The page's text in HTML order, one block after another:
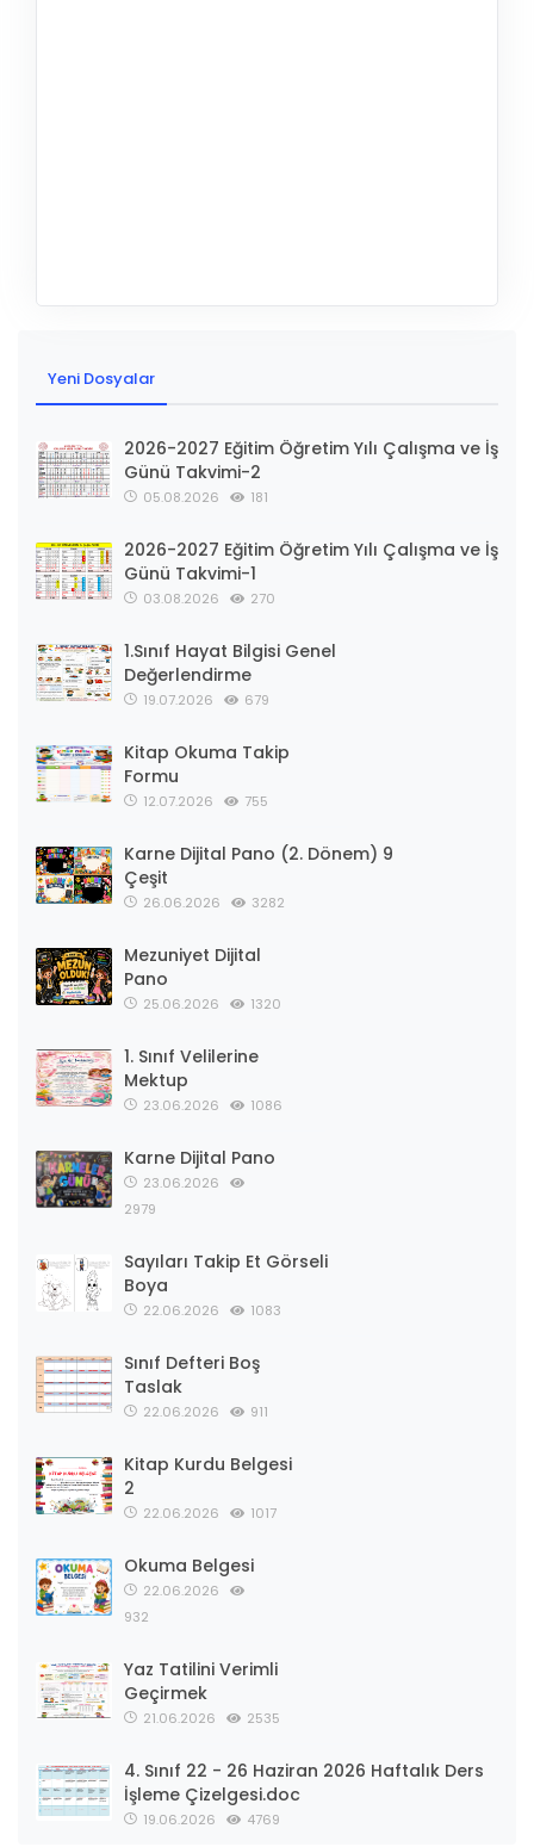
Yeni Dosyalar
2026-2027 Eğitim Öğretim Yılı Çalışma ve İş
Günü Takvimi-2
05.08.2026 181
2026-2027 Eğitim Öğretim Yılı Çalışma ve İş
Günü Takvimi-1
03.08.2026 270
1.Sınıf Hayat Bilgisi Genel
Değerlendirme
19.07.2026 679
Kitap Okuma Takip
Formu
12.07.2026 755
Karne Dijital Pano (2. Dönem) 9
Çeşit
26.06.2026 3282
Mezuniyet Dijital
Pano
25.06.2026 1320
1. Sınıf Velilerine
Mektup
23.06.2026 1086
Karne Dijital Pano
23.06.2026
2979
Sayıları Takip Et Görseli
Boya
22.06.2026 1083
Sınıf Defteri Boş
Taslak
22.06.2026 911
Kitap Kurdu Belgesi
2
22.06.2026 1017
Okuma Belgesi
22.06.2026
932
Yaz Tatilini Verimli
Geçirmek
21.06.2026 2535
4. Sınıf 22 - 26 Haziran 2026 Haftalık Ders
İşleme Çizelgesi.doc
19.06.2026 4769